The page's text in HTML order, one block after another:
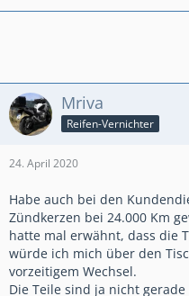
Mriva
Reifen-Vernichter
24. April 2020
Habe auch bei den
Zündkerzen bei 24.000 Km
hatte mal erwähnt, dass die
würde ich mich über den
vorzeitigem Wechsel.
Die Teile sind ja nicht